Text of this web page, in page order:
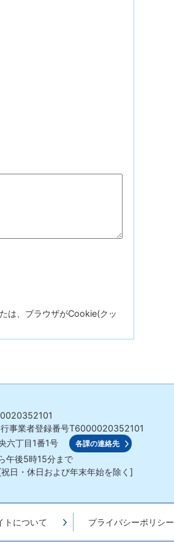
は、ブラウザがCookie(クッ
事業者登録番号T6000020352101
六丁目1番1号 各課の連絡先
午後5時15分まで
日・休日および年末年始を除く]
トについて プライバシーポリシー